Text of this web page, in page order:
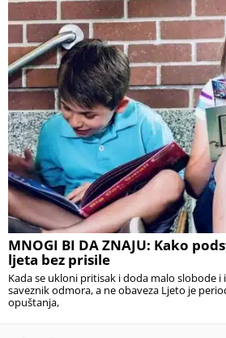
MNOGI BI DA ZNAJU: Kako
ljeta bez prisile
Kada se ukloni pritisak i doda malo slobode i
saveznik odmora, a ne obaveza Ljeto je
opuštanja,